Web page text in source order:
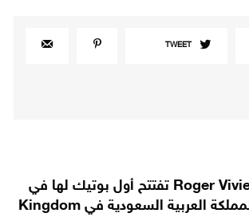
TWEET
Roger Vivier تفتتح أول بوتيك لها في
المملكة العربية السعودية في Kingdom